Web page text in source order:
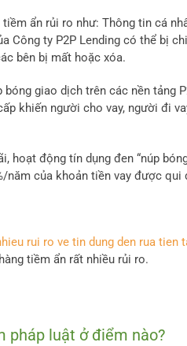
ẩn rủi ro như: Thông tin cá
Công ty P2P Lending có thể bị
bên bị mất hoặc xóa.
giao dịch trên các nền tảng
khiến người cho vay, người đi
hoạt động tín dụng đen “núp
năm của khoản tiền vay được
tiềm ẩn rất nhiều rủi ro.
pháp luật ở điểm nào?